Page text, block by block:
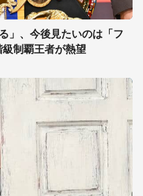
」、今後見たいのは「フ
制覇王者が熱望